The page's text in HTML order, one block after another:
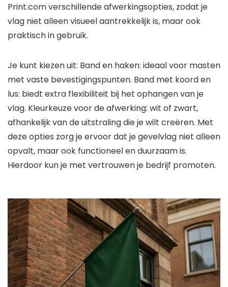
Print.com verschillende afwerkingsopties, zodat je
vlag niet alleen visueel aantrekkelijk is, maar ook
praktisch in gebruik.
Je kunt kiezen uit: Band en haken: ideaal voor masten
met vaste bevestigingspunten. Band met koord en
lus: biedt extra flexibiliteit bij het ophangen van je
vlag. Kleurkeuze voor de afwerking: wit of zwart,
afhankelijk van de uitstraling die je wilt creëren. Met
deze opties zorg je ervoor dat je gevelvlag niet alleen
opvalt, maar ook functioneel en duurzaam is.
Hierdoor kun je met vertrouwen je bedrijf promoten.